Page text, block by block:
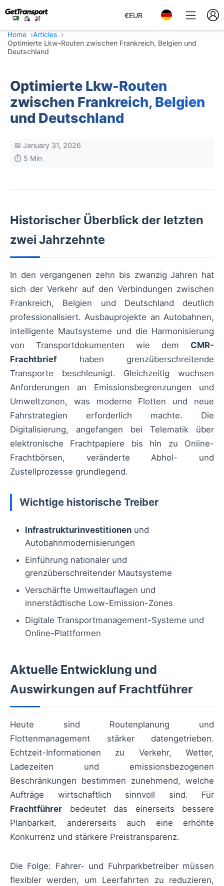
€EUR
Home
Articles
Optimierte Lkw-Routen zwischen Frankreich, Belgien und
Deutschland
Optimierte Lkw-Routen
zwischen Frankreich, Belgien
und Deutschland
📅 January 31, 2026
⏱️ 5 Min
Historischer Überblick der letzten
zwei Jahrzehnte
In den vergangenen zehn bis zwanzig Jahren hat
sich der Verkehr auf den Verbindungen zwischen
Frankreich, Belgien und Deutschland deutlich
professionalisiert. Ausbauprojekte an Autobahnen,
intelligente Mautsysteme und die Harmonisierung
von Transportdokumenten wie dem CMR-
Frachtbriefhaben grenzüberschreitende
Transporte beschleunigt. Gleichzeitig wuchsen
Anforderungen an Emissionsbegrenzungen und
Umweltzonen, was moderne Flotten und neue
Fahrstrategien erforderlich machte. Die
Digitalisierung, angefangen bei Telematik über
elektronische Frachtpapiere bis hin zu Online-
Frachtbörsen, veränderte Abhol- und
Zustellprozesse grundlegend.
Wichtige historische Treiber
Infrastrukturinvestitionen und
Autobahnmodernisierungen
Einführung nationaler und
grenzüberschreitender Mautsysteme
Verschärfte Umweltauflagen und
innerstädtische Low-Emission-Zones
Digitale Transportmanagement-Systeme und
Online-Plattformen
Aktuelle Entwicklung und
Auswirkungen auf Frachtführer
Heute sind Routenplanung und
Flottenmanagement stärker datengetrieben.
Echtzeit-Informationen zu Verkehr, Wetter,
Ladezeiten und emissionsbezogenen
Beschränkungen bestimmen zunehmend, welche
Aufträge wirtschaftlich sinnvoll sind. Für
Frachtführer bedeutet das einerseits bessere
Planbarkeit, andererseits auch eine erhöhte
Konkurrenz und stärkere Preistransparenz.
Die Folge: Fahrer- und Fuhrparkbetreiber müssen
flexibler werden, um Leerfahrten zu reduzieren,